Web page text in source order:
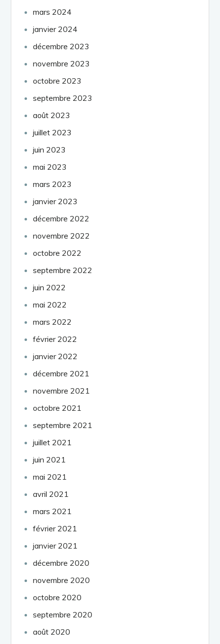
mars 2024
janvier 2024
décembre 2023
novembre 2023
octobre 2023
septembre 2023
août 2023
juillet 2023
juin 2023
mai 2023
mars 2023
janvier 2023
décembre 2022
novembre 2022
octobre 2022
septembre 2022
juin 2022
mai 2022
mars 2022
février 2022
janvier 2022
décembre 2021
novembre 2021
octobre 2021
septembre 2021
juillet 2021
juin 2021
mai 2021
avril 2021
mars 2021
février 2021
janvier 2021
décembre 2020
novembre 2020
octobre 2020
septembre 2020
août 2020